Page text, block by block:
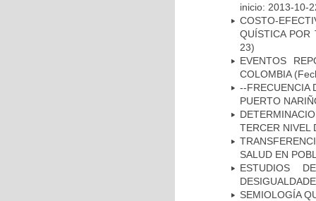
inicio: 2013-10-
COSTO-
QUÍSTICA POR
23)
EVENTOS
COLOMBIA
--FRECUENCIA
PUERTO
TERCER NIVEL
SALUD EN
ESTUDIOS
SEMIOLOGÍA